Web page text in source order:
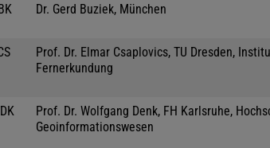
Dr. Gerd Buziek, München
Prof. Dr. Elmar Csaplovics, TU Dresden,
Fernerkundung
Prof. Dr. Wolfgang Denk, FH Karlsruhe,
Geoinformationswesen